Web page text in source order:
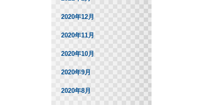
2020年12月
2020年11月
2020年10月
2020年9月
2020年8月